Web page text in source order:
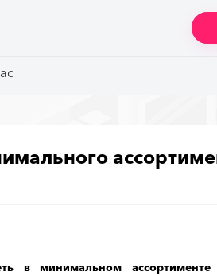
в минимальном